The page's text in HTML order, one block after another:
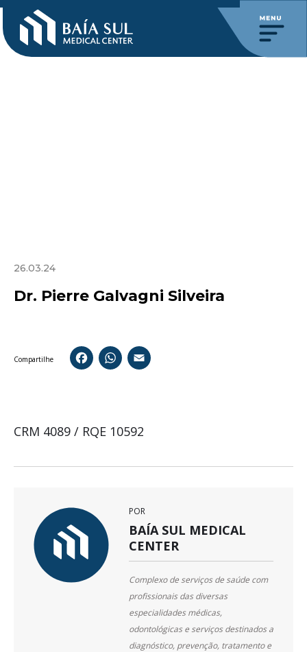
26.03.24
Dr. Pierre Galvagni Silveira
Compartilhe FacebookWhatsApp
CRM 4089 / RQE 10592
POR
BAÍA SUL MEDICAL
CENTER
Complexo de serviços de saúde com
profissionais das diversas
especialidades médicas,
odontológicas e serviços destinados a
diagnóstico, prevenção, tratamento e